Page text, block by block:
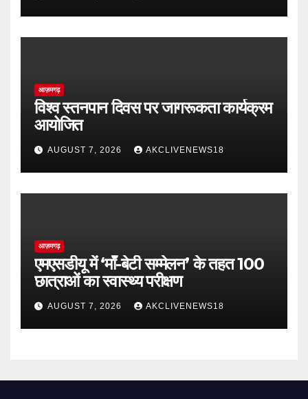
आज़मगढ़
विश्व स्तनपान दिवस पर जागरूकता कार्यक्रम
आयोजित
AUGUST 7, 2026 AKCLIVENEWS18
आज़मगढ़
एमएसडीयू में ‘माँ-बेटी सम्मेलन’ के तहत 100
छात्राओं का स्वास्थ्य परीक्षण
AUGUST 7, 2026 AKCLIVENEWS18